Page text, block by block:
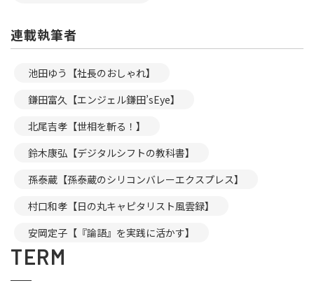
連載執筆者
池田ゆう【社長のおしゃれ】
鎌田富久【エンジェル鎌田’sEye】
北尾吉孝【世相を斬る！】
鈴木康弘【デジタルシフトの教科書】
孫泰蔵【孫泰蔵のシリコンバレーエクスプレス】
村口和孝【日の丸キャピタリスト風雲録】
安岡定子【『論語』を実践に活かす】
TERM